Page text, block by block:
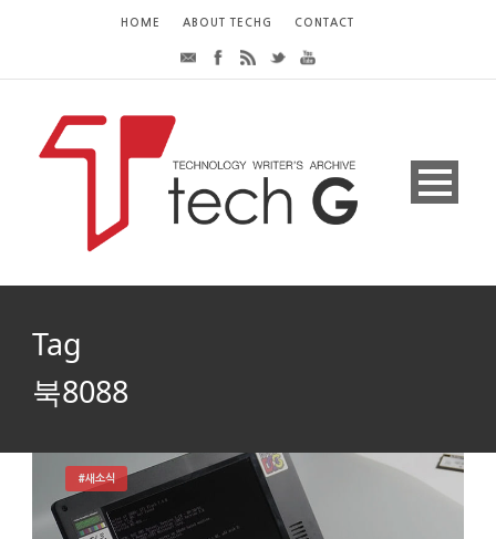
HOME ABOUT TECHG CONTACT
Tag
북8088
#새소식